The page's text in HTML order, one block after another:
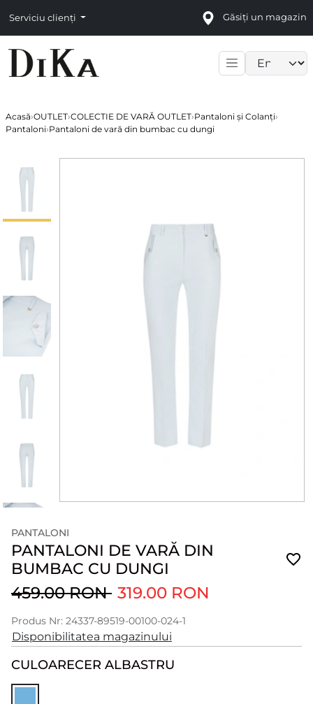
Serviciu clienți Găsiți un magazin
Acasă›OUTLET›COLECTIE DE VARĂ OUTLET›Pantaloni și Colanți›
Pantaloni›Pantaloni de vară din bumbac cu dungi
PANTALONI
PANTALONI DE VARĂ DIN
BUMBAC CU DUNGI
459.00 RON 319.00 RON
Produs Nr: 24337-89519-00100-024-1
Disponibilitatea magazinului
CULOARECER ALBASTRU